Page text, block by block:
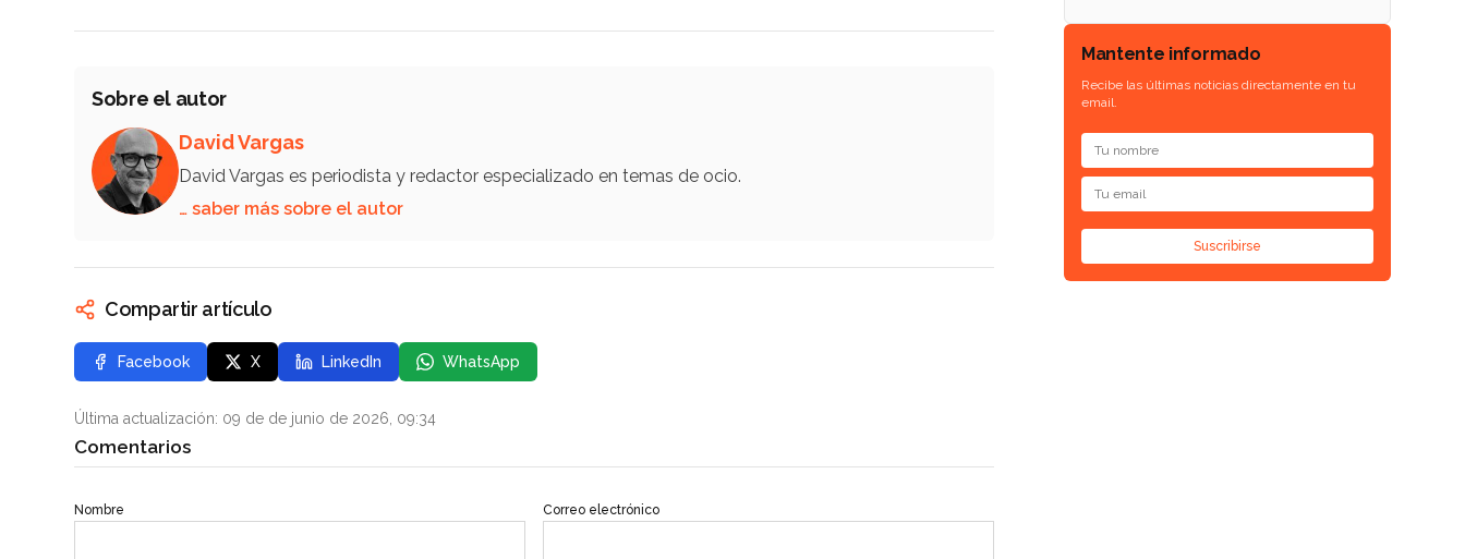
Sobre el autor
David Vargas
David Vargas es periodista y redactor especializado en temas de ocio.
… saber más sobre el autor
Compartir artículo
Facebook X LinkedIn WhatsApp
Última actualización: 09 de de junio de 2026, 09:34
Comentarios
Nombre Correo electrónico
Mantente informado
Recibe las últimas noticias directamente en tu
email.
Suscribirse